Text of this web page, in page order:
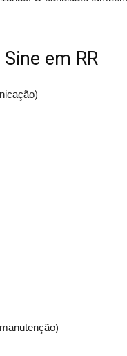
em RR